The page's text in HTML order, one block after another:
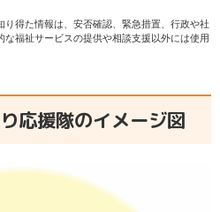
り得た情報は、安否確認、緊急措置、行政や社
福祉サービスの提供や相談支援以外には使用
応援隊のイメージ図